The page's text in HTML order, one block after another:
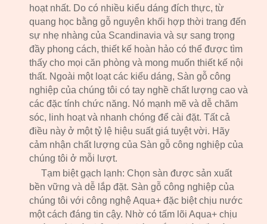
hoạt nhất. Do có nhiều kiểu dáng đích thực, từ
quang học bằng gỗ nguyên khối hợp thời trang đến
sự nhẹ nhàng của Scandinavia và sự sang trọng
đầy phong cách, thiết kế hoàn hảo có thể được tìm
thấy cho mọi căn phòng và mong muốn thiết kế nội
thất. Ngoài một loạt các kiểu dáng, Sàn gỗ công
nghiệp của chúng tôi có tay nghề chất lượng cao và
các đặc tính chức năng. Nó mạnh mẽ và dễ chăm
sóc, linh hoạt và nhanh chóng để cài đặt. Tất cả
điều này ở một tỷ lệ hiệu suất giá tuyệt vời. Hãy
cảm nhận chất lượng của Sàn gỗ công nghiệp của
chúng tôi ở mỗi lượt.
Tạm biệt gạch lạnh: Chọn sàn được sản xuất
bền vững và dễ lắp đặt. Sàn gỗ công nghiệp của
chúng tôi với công nghệ Aqua+ đặc biệt chịu nước
một cách đáng tin cậy. Nhờ có tấm lõi Aqua+ chịu